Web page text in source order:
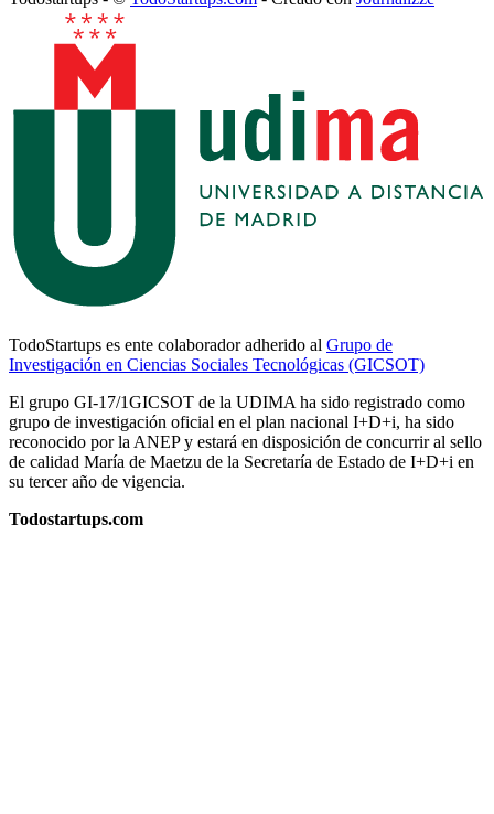
TodoStartups es ente colaborador adherido al Grupo de
Investigación en Ciencias Sociales Tecnológicas (GICSOT)
El grupo GI-17/1GICSOT de la UDIMA ha sido registrado como
grupo de investigación oficial en el plan nacional I+D+i, ha sido
reconocido por la ANEP y estará en disposición de concurrir al sello
de calidad María de Maetzu de la Secretaría de Estado de I+D+i en
su tercer año de vigencia.
Todostartups.com